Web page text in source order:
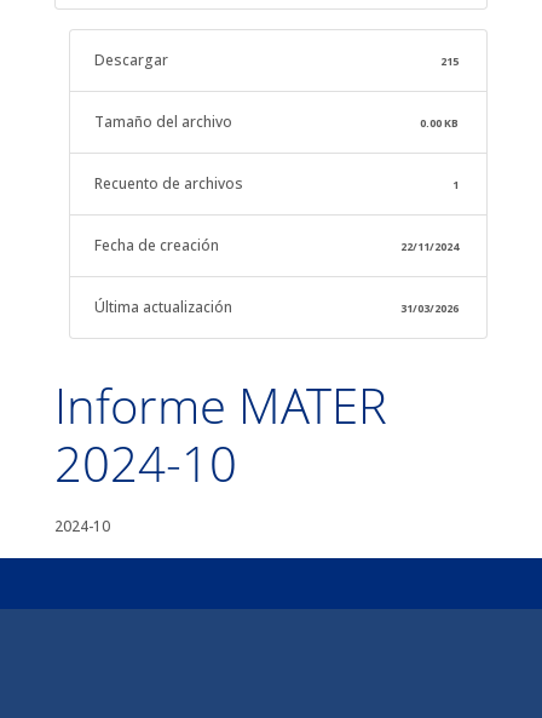
Descargar 215
Tamaño del archivo 0.00 KB
Recuento de archivos 1
Fecha de creación 22/11/2024
Última actualización 31/03/2026
Informe MATER
2024-10
2024-10